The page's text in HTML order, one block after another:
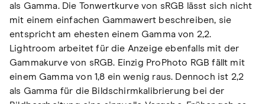
als Gamma. Die Tonwertkurve von sRGB lässt sich nicht
mit einem einfachen Gammawert beschreiben, sie
entspricht am ehesten einem Gamma von 2,2.
Lightroom arbeitet für die Anzeige ebenfalls mit der
Gammakurve von sRGB. Einzig ProPhoto RGB fällt mit
einem Gamma von 1,8 ein wenig raus. Dennoch ist 2,2
als Gamma für die Bildschirmkalibrierung bei der